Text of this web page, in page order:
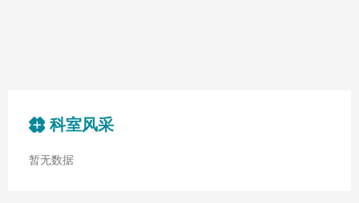
科室风采
暂无数据